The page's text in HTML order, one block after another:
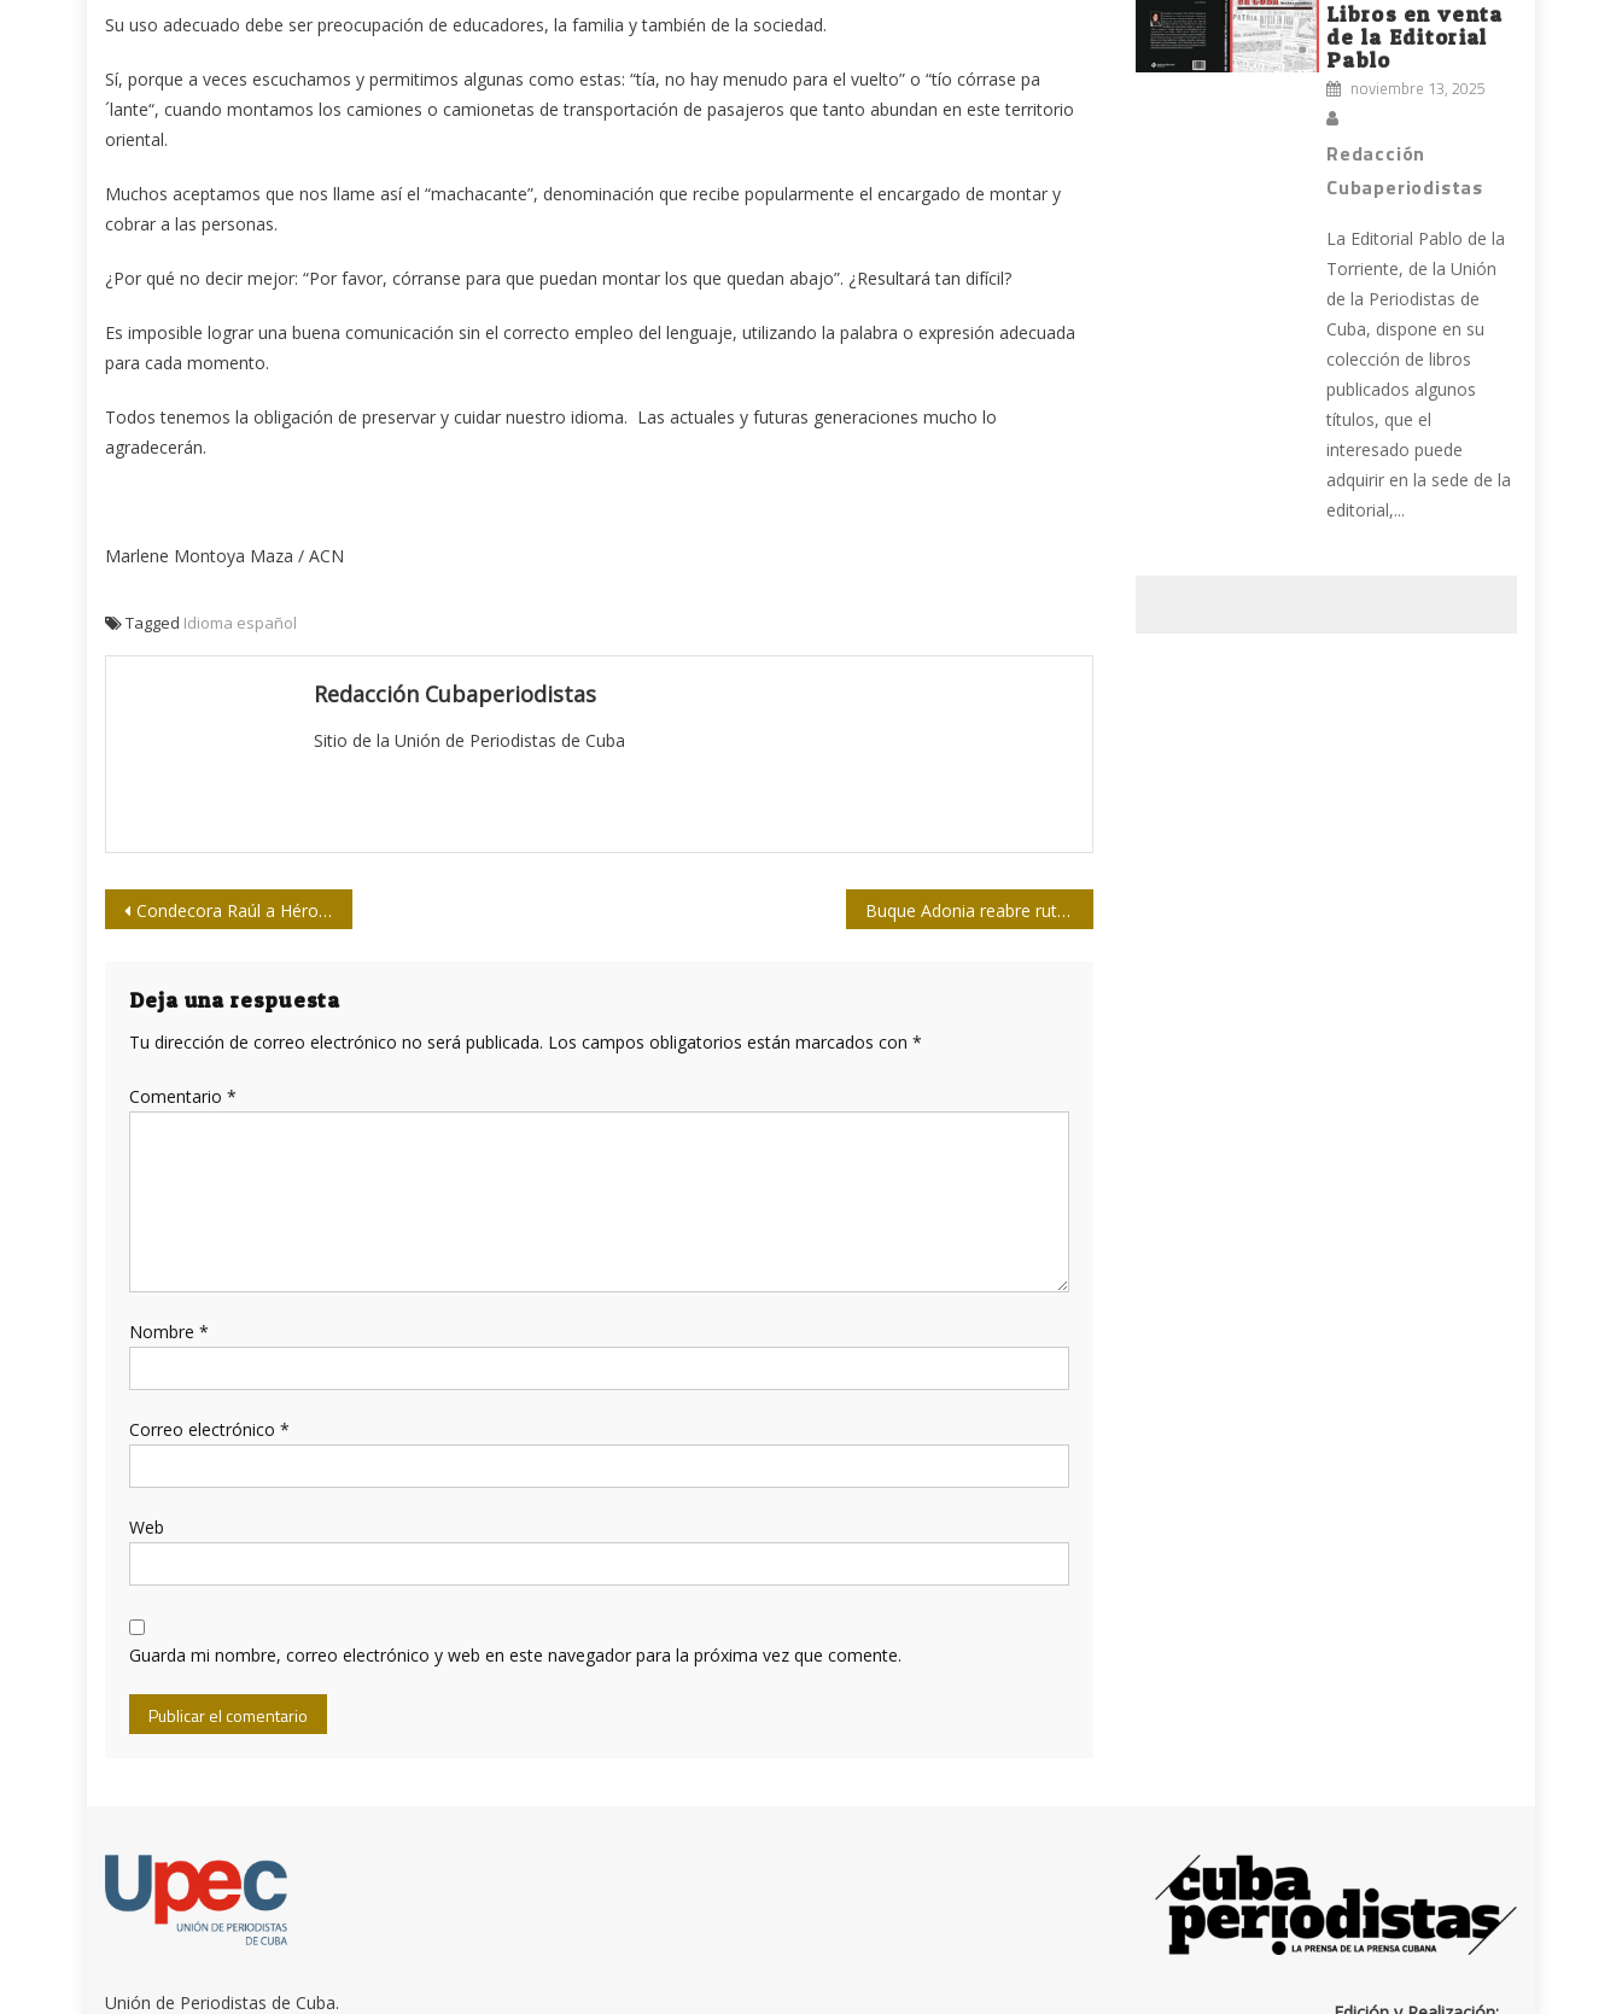
Su uso adecuado debe ser preocupación de educadores, la familia y también de la sociedad.
Sí, porque a veces escuchamos y permitimos algunas como estas: “tía, no hay menudo para el vuelto” o “tío córrase pa
´lante“, cuando montamos los camiones o camionetas de transportación de pasajeros que tanto abundan en este territorio
oriental.
Muchos aceptamos que nos llame así el “machacante”, denominación que recibe popularmente el encargado de montar y
cobrar a las personas.
¿Por qué no decir mejor: “Por favor, córranse para que puedan montar los que quedan abajo”. ¿Resultará tan difícil?
Es imposible lograr una buena comunicación sin el correcto empleo del lenguaje, utilizando la palabra o expresión adecuada
para cada momento.
Todos tenemos la obligación de preservar y cuidar nuestro idioma. Las actuales y futuras generaciones mucho lo
agradecerán.
Marlene Montoya Maza / ACN
Tagged Idioma español
Redacción Cubaperiodistas
Sitio de la Unión de Periodistas de Cuba
Navegación
entradas
Condecora Raúl a Héroes Nacionales del Trabajo Buque Adonia reabre ruta de cruceros EE.UU-Cuba
Deja una respuesta
Tu dirección de correo electrónico no será publicada. Los campos obligatorios están marcados con *
Comentario *
Nombre *
Correo electrónico *
Web
Guarda mi nombre, correo electrónico y web en este navegador para la próxima vez que comente.
Libros en venta
de la Editorial
Pablo
noviembre 13, 2025
Redacción
Cubaperiodistas
La Editorial Pablo de la
Torriente, de la Unión
de la Periodistas de
Cuba, dispone en su
colección de libros
publicados algunos
títulos, que el
interesado puede
adquirir en la sede de la
editorial,...
Unión de Periodistas de Cuba.